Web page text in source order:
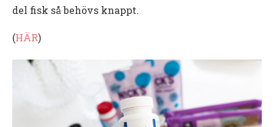
del fisk så behövs knappt.
(HÄR)